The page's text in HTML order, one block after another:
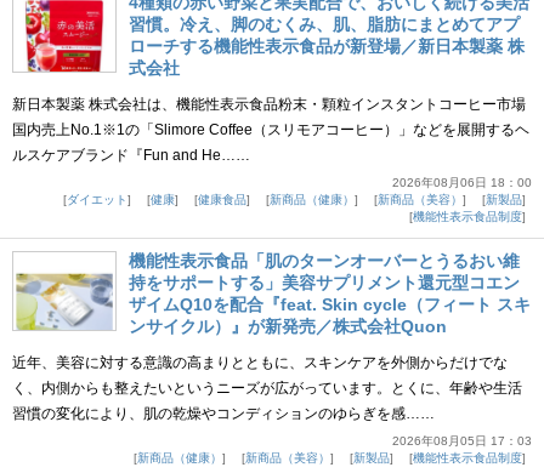
習慣。冷え、脚のむくみ、肌、脂肪にまとめてアプ
ローチする機能性表示食品が新登場／新日本製薬 株
式会社
新日本製薬 株式会社は、機能性表示食品粉末・顆粒インスタントコーヒー市場
国内売上No.1※1の「Slimore Coffee（スリモアコーヒー）」などを展開するヘ
ルスケアブランド『Fun and He……
2026年08月06日 18：00
ダイエット
健康 健康食品 新商品（健康） 新商品（美容）
新製品
機能性表示食品制度
機能性表示食品「肌のターンオーバーとうるおい維
持をサポートする」美容サプリメント還元型コエン
ザイムQ10を配合『feat. Skin cycle（フィート スキ
ンサイクル）』が新発売／株式会社Quon
近年、美容に対する意識の高まりとともに、スキンケアを外側からだけでな
く、内側からも整えたいというニーズが広がっています。とくに、年齢や生活
習慣の変化により、肌の乾燥やコンディションのゆらぎを感……
2026年08月05日 17：03
新商品（健康）
新商品（美容） 新製品 機能性表示食品制度